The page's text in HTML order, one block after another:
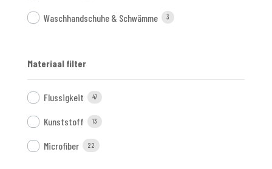
Waschhandschuhe & Schwämme 3
Materiaal filter
Flussigkeit 47
Kunststoff 13
Microfiber 22